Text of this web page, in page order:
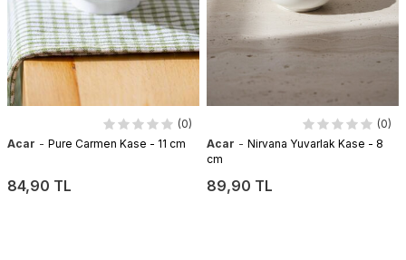
(0)
Acar - Pure Carmen Kase - 11 cm
84,90 TL
(0)
Acar - Nirvana Yuvarlak Kase - 8
cm
89,90 TL